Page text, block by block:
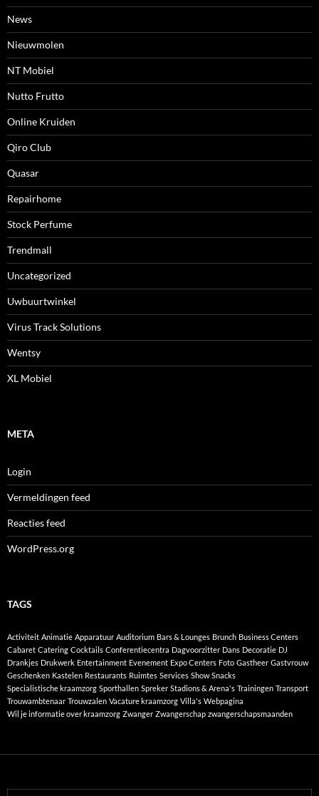
News
Nieuwmolen
NT Mobiel
Nutto Frutto
Online Kruiden
Qiro Club
Quasar
Repairhome
Stock Perfume
Trendmall
Uncategorized
Uwbuurtwinkel
Virus Track Solutions
Wentsy
XL Mobiel
META
Login
Vermeldingen feed
Reacties feed
WordPress.org
TAGS
Activiteit Animatie Apparatuur Auditorium Bars & Lounges Brunch Business Centers
Cabaret Catering Cocktails Conferentiecentra Dagvoorzitter Dans Decoratie DJ
Drankjes Drukwerk Entertainment Evenement Expo Centers Foto Gastheer Gastvrouw
Geschenken Kastelen Restaurants Ruimtes Services Show Snacks
Specialistische kraamzorg Sporthallen Spreker Stadions & Arena's Trainingen Transport
Trouwambtenaar Trouwzalen Vacature kraamzorg Villa's Webpagina
Wil je informatie over kraamzorg Zwanger Zwangerschap zwangerschapsmaanden